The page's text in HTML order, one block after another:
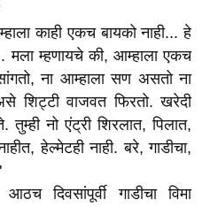
काही एकच बायको नाही... हे
म्हणायचे की, आम्हाला एकच
ना आम्हाला सण असतो ना
शिट्टी वाजवत फिरतो. खरेदी
तुम्ही नो एंट्री शिरलात, पिलात,
हेल्मेटही नाही. बरे, गाडीचा,
दिवसांपूर्वी गाडीचा विमा